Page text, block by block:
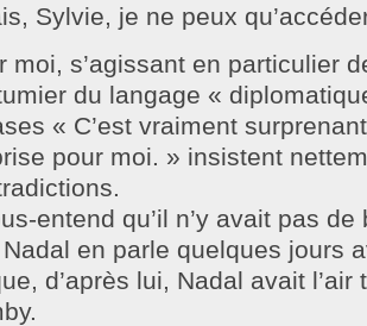
Sylvie, je ne peux
moi, s’agissant en particulier
du langage «
« C’est vraiment
pour moi. » insistent
entend qu’il n’y avait pas
en parle quelques jours
d’après lui, Nadal avait l’air